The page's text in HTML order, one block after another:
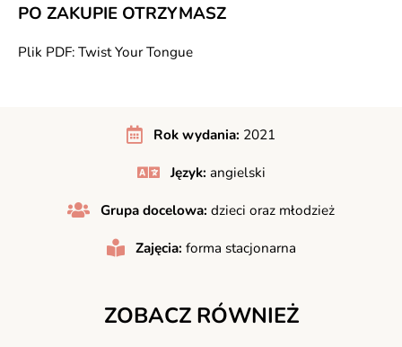
PO ZAKUPIE OTRZYMASZ
Plik PDF: Twist Your Tongue
Rok wydania: 2021
Język: angielski
Grupa docelowa: dzieci oraz młodzież
Zajęcia: forma stacjonarna
ZOBACZ RÓWNIEŻ